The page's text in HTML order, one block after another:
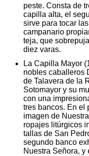
peste. Consta de
capilla alta, el
sirve para tocar
campanario
teja, que
diez varas.
La Capilla Mayor
nobles caballeros
de Talavera de la
Sotomayor y su
con una
tres bancos. En el
imagen de
ropajes litúrgicos
tallas de San
segundo banco
Nuestra Señora, y